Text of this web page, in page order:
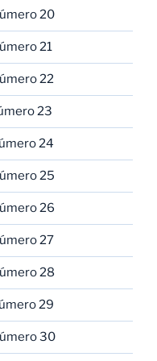
20
21
22
23
24
25
26
27
28
29
30